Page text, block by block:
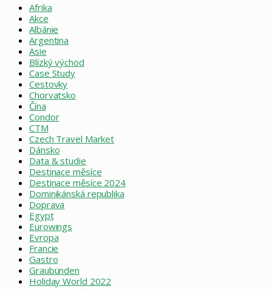
Afrika
Akce
Albánie
Argentina
Asie
Blízký východ
Case Study
Cestovky
Chorvatsko
Čína
Condor
CTM
Czech Travel Market
Dánsko
Data & studie
Destinace měsíce
Destinace měsíce 2024
Dominikánská republika
Doprava
Egypt
Eurowings
Evropa
Francie
Gastro
Graubünden
Holiday World 2022